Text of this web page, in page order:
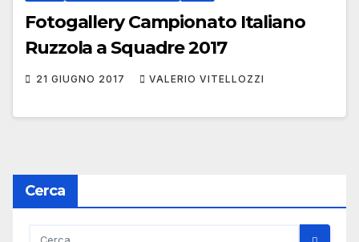
Fotogallery Campionato Italiano
Ruzzola a Squadre 2017
21 GIUGNO 2017 VALERIO VITELLOZZI
Cerca